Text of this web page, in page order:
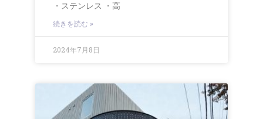
・ステンレス ・高
続きを読む »
2024年7月8日